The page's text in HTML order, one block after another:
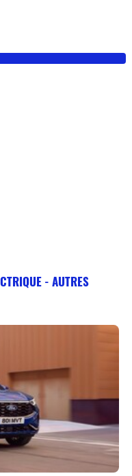
- AUTRES